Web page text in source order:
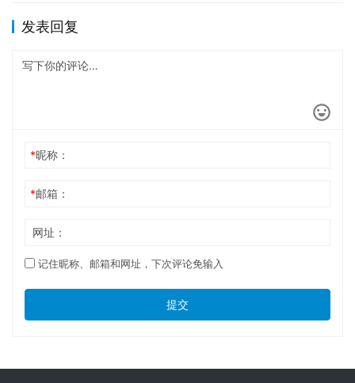
发表回复
*昵称：
*邮箱：
网址：
记住昵称、邮箱和网址，下次评论免输入
提交